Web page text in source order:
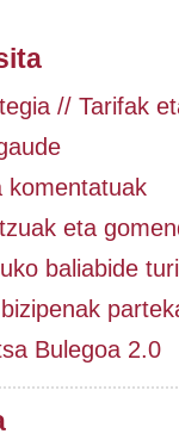
// Tarifak
komentatuak
eta
baliabide
Bulegoa 2.0